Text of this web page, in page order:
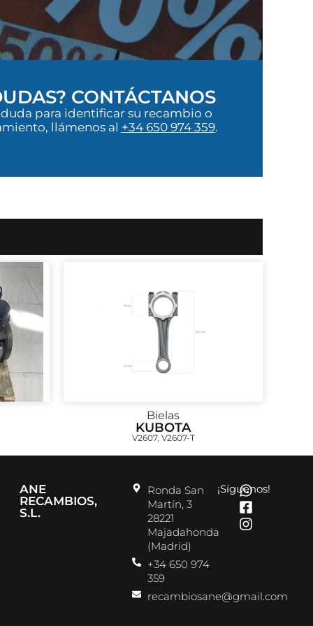
CONTÁCTANOS
para identificar su recambio o
llámenos al +34 650 974 359.
Bielas
KUBOTA
V2607, V2607-T
ANE
RECAMBIOS,
S.L.
Ronda San
Martín, 3
28221
Majadahonda
(Madrid)
+34 650 974
359
recambiosane@gmail.com
¡Síguenos!